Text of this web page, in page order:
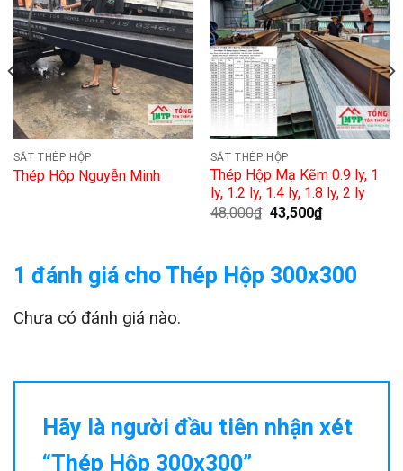
SẮT THÉP HỘP
Thép Hộp Nguyễn Minh
SẮT THÉP HỘP
Thép Hộp Mạ Kẽm 0.9 ly, 1
ly, 1.2 ly, 1.4 ly, 1.8 ly, 2 ly
48,000₫ 43,500₫
1 đánh giá choThép Hộp 300x300
Chưa có đánh giá nào.
Hãy là người đầu tiên nhận xét
“Thép Hộp 300x300”